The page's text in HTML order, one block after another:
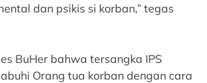
dan psikis si korban,” tegas
BuHer bahwa tersangka IPS
Orang tua korban dengan cara